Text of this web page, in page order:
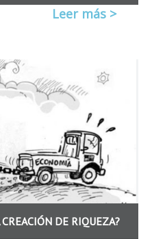
Leer más >
DE RIQUEZA?